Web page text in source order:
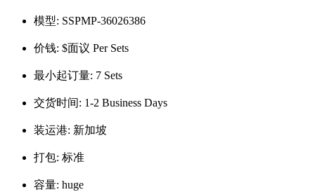
模型: SSPMP-36026386
价钱: $面议 Per Sets
最小起订量: 7 Sets
交货时间: 1-2 Business Days
装运港: 新加坡
打包: 标准
容量: huge